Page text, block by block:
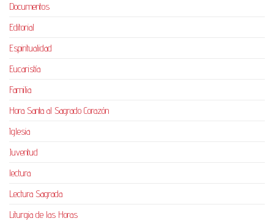
Documentos
Editorial
Espiritualidad
Eucaristía
Familia
Hora Santa al Sagrado Corazón
Iglesia
Juventud
lectura
Lectura Sagrada
Liturgia de las Horas